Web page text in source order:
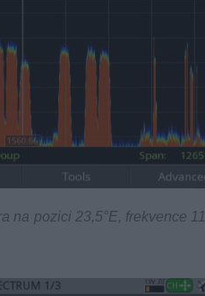
na pozici 23,5°E, frekvence